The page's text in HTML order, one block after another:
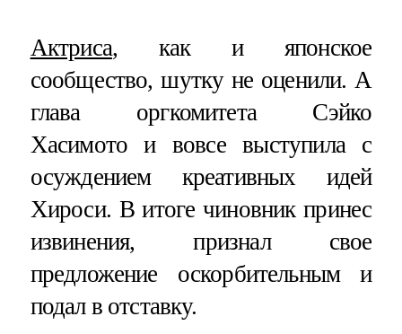
Актриса, как и японское
сообщество, шутку не оценили. А
глава оргкомитета Сэйко
Хасимото и вовсе выступила с
осуждением креативных идей
Хироси. В итоге чиновник принес
извинения, признал свое
предложение оскорбительным и
подал в отставку.